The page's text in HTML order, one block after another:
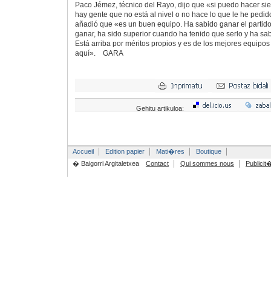
Paco Jémez, técnico del Rayo, dijo que «si puedo hacer
hay gente que no está al nivel o no hace lo que le he
añadió que «es un buen equipo. Ha sabido ganar el
ganar, ha sido superior cuando ha tenido que serlo y ha
Está arriba por méritos propios y es de los mejores
aquí». GARA
Gehitu artikuloa:
Accueil Edition papier Mati�res
Boutique
� Baigorri Argitaletxea
Contact Qui sommes nous